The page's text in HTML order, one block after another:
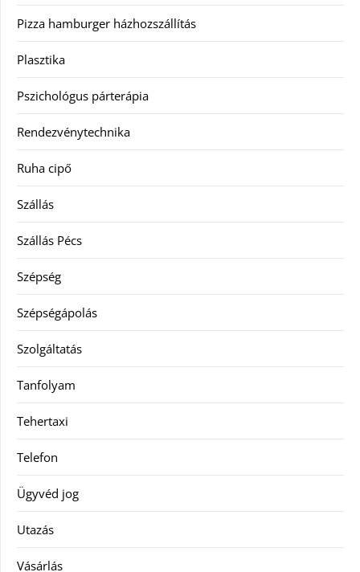
Pizza hamburger házhozszállítás
Plasztika
Pszichológus párterápia
Rendezvénytechnika
Ruha cipő
Szállás
Szállás Pécs
Szépség
Szépségápolás
Szolgáltatás
Tanfolyam
Tehertaxi
Telefon
Ügyvéd jog
Utazás
Vásárlás